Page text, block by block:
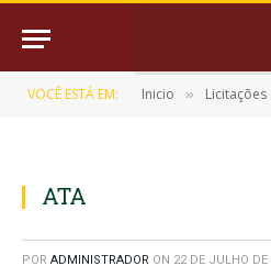
VOCÊ ESTÁ EM: Inicio » Licitações
ATA
POR ADMINISTRADOR ON 22 DE JULHO DE